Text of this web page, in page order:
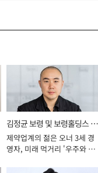
김정균 보령 및 보령홀딩스 대
표이사 사장
제약업계의 젊은 오너 3세 경
영자, 미래 먹거리 '우주와 헬